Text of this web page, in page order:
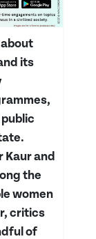
about
its
Kaur and
the
women
critics
of